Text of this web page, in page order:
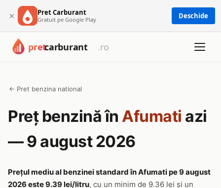
× Pret Carburant
Gratuit pe Google Play Deschide
← Pret benzina national
Preț benzină în Afumati azi
— 9 august 2026
Prețul mediu al benzinei standard în Afumati pe 9 august
2026 este 9.39 lei/litru, cu un minim de 9.36 lei și un